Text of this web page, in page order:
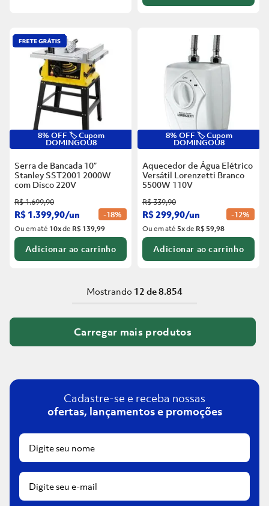
8% OFF 🏷️ Cupom
DOMINGOU8
Serra de Bancada 10”
Stanley SST2001 2000W
com Disco 220V
R$1.699,90
R$ 1.399,90/un -18%
Ou em até 10xde R$ 139,99
Adicionar ao carrinho
8% OFF 🏷️ Cupom
DOMINGOU8
Aquecedor de Água Elétrico
Versátil Lorenzetti Branco
5500W 110V
R$339,90
R$299,90/un -12%
Ou em até5xde R$ 59,98
Adicionar ao carrinho
Mostrando 12 de 8.854
Cadastre-se e receba nossas
ofertas, lançamentos e promoções